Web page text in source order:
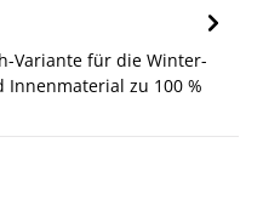
Variante für die Winter-
zu 100 %